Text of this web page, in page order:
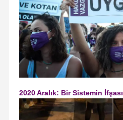
2020 Aralık: Bir Sistemin İfşası